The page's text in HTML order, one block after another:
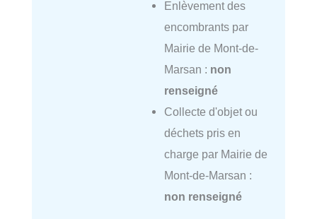
Enlèvement des
encombrants par
Mairie de Mont-de-
Marsan : non
renseigné
Collecte d'objet ou
déchets pris en
charge par Mairie de
Mont-de-Marsan :
non renseigné